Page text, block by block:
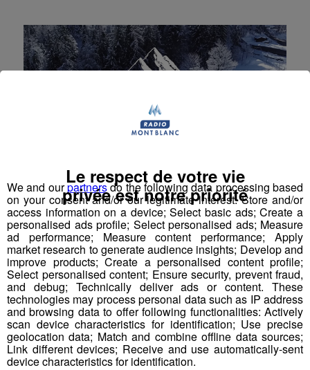
Destination Hiver | Vallée du Trient
Destination Hiver vous emmène dans la Vallée du
Trient
Réalisations vidéos
We and ourpartnersdo the following data processing based
on your consent and/or our legitimate interest: Store and/or
access information on a device; Select basic ads; Create a
personalised ads profile; Select personalised ads; Measure
ad performance; Measure content performance; Apply
market research to generate audience insights; Develop and
improve products; Create a personalised content profile;
Select personalised content; Ensure security, prevent fraud,
and debug; Technically deliver ads or content. These
technologies may process personal data such as IP address
and browsing data to offer following functionalities: Actively
scan device characteristics for identification; Use precise
geolocation data; Match and combine offline data sources;
Link different devices; Receive and use automatically-sent
device characteristics for identification.
Le respect de votre vie
privée est notre priorité